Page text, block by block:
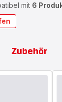
mit 6
Zubehör